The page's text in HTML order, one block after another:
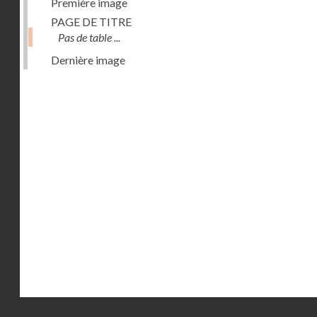
PAGE DE TITRE
Pas de table ...
Dernière image